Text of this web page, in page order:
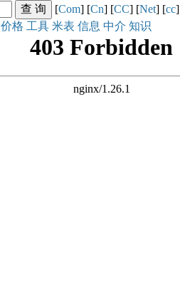
[Com] [Cn] [CC] [Net] [cc]
价格 工具 米表 信息 中介 知识